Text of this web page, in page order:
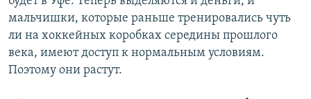
мальчишки, которые раньше тренировались чуть
ли на хоккейных коробках середины прошлого
века, имеют доступ к нормальным условиям.
Поэтому они растут.